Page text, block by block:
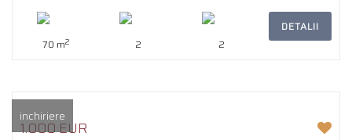
70 m2 2 2
DETALII
inchiriere
1.000 EUR